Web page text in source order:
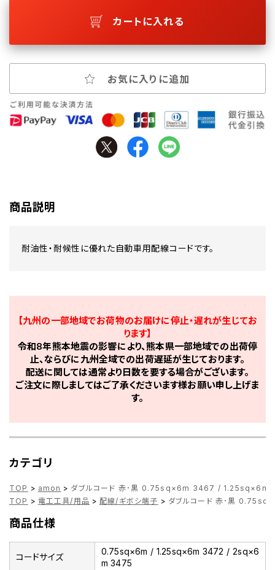
カートに入れる
お気に入りに追加
商品説明
耐油性・耐候性に優れた自動車用配線コードです。
【九州の一部地域でお荷物のお届けに停止・遅れが生じてお
ります】
令和8年熊本地震の影響により、熊本県一部地域での出荷停
止、ならびに九州全域での出荷遅延が生じております。
配送に関しては通常より日数を要する場合がございます。
ご注文に際しましてはご了承くださいます様お願い申し上げま
す。
カテゴリ
TOP > amon > ダブルコード 赤･黒 0.75sq×6m 3467 /
TOP > 電工工具/用品 > 配線/ギボシ端子 > ダブルコード 赤･黒
商品仕様
コードサイズ
0.75sq×6m / 1.25sq×6m 3472 / 2sq×6
m 3475